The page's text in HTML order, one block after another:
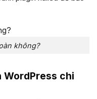
không?
WordPress chi